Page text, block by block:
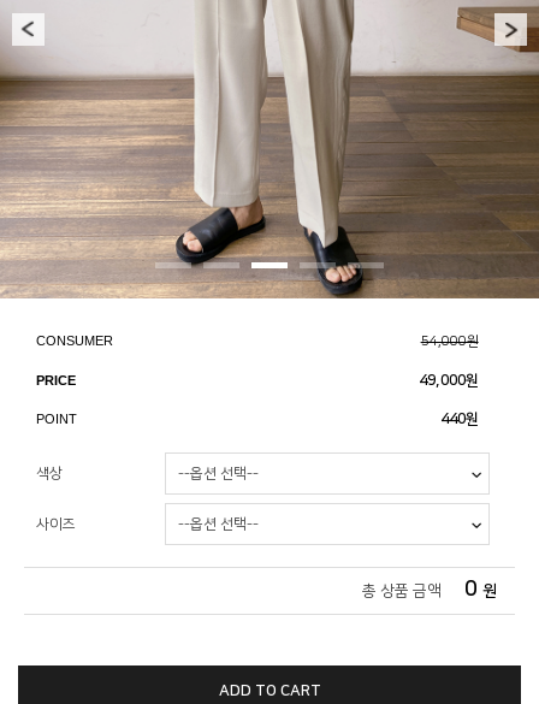
CONSUMER 54,000원
PRICE 49,000원
POINT 440원
색상
사이즈
총 상품 금액 0 원
ADD TO CART